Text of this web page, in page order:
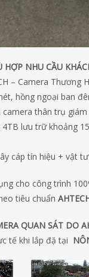
HỢP NHU CẦU
– Camera
hồng ngoại ban
thân trụ
lưu trữ khoảng
cáp tín hiệu + vật
cho công trình
tiêu chuẩn
QUAN SÁT DO
tế khi lắp đặ tại